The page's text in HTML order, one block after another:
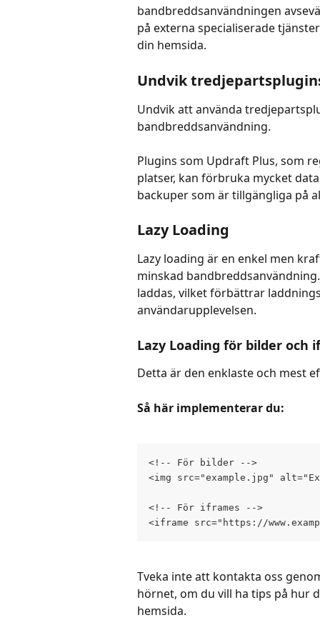
bandbreddsanvändningen
på externa specialiserade
din hemsida.
Undvik
Undvik att använda
bandbreddsanvändning.
Plugins som Updraft Plus, som
platser, kan förbruka mycket
backuper som är tillgängliga på
Lazy Loading
Lazy loading är en enkel men
minskad
laddas, vilket förbättrar
användarupplevelsen.
Lazy Loading för bilder
Detta är den enklaste och mest
Så här implementerar du:
<!-- För bilder -->
<img src="example.jpg"
<!-- För iframes -->
<iframe src="https://
Tveka inte att kontakta oss
hörnet, om du vill ha tips på hur
hemsida.